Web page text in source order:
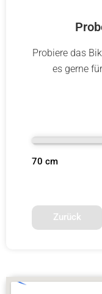
Probiere das
es gerne
70 cm
Zurück